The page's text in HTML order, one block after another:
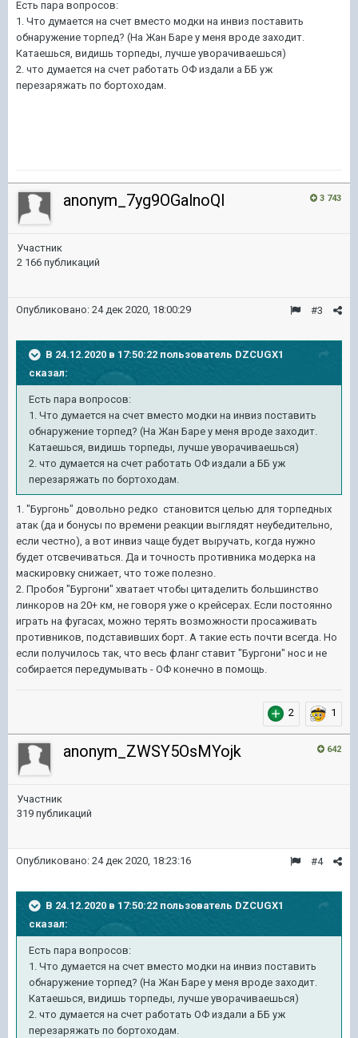
Есть пара вопросов:
1. Что думается на счет вместо модки на инвиз поставить
обнаружение торпед? (На Жан Баре у меня вроде заходит.
Катаешься, видишь торпеды, лучше уворачиваешься)
2. что думается на счет работать ОФ издали а ББ уж
перезаряжать по бортоходам.
3 743
anonym_7yg9OGalnoQI
Участник
2 166 публикаций
#3
Опубликовано: 24 дек 2020, 18:00:29
В 24.12.2020 в 17:50:22 пользователь DZCUGX1
сказал:
Есть пара вопросов:
1. Что думается на счет вместо модки на инвиз поставить
обнаружение торпед? (На Жан Баре у меня вроде заходит.
Катаешься, видишь торпеды, лучше уворачиваешься)
2. что думается на счет работать ОФ издали а ББ уж
перезаряжать по бортоходам.
1. "Бургонь" довольно редко становится целью для торпедных
атак (да и бонусы по времени реакции выглядят неубедительно,
если честно), а вот инвиз чаще будет выручать, когда нужно
будет отсвечиваться. Да и точность противника модерка на
маскировку снижает, что тоже полезно.
2. Пробоя "Бургони" хватает чтобы цитаделить большинство
линкоров на 20+ км, не говоря уже о крейсерах. Если постоянно
играть на фугасах, можно терять возможности просаживать
противников, подставивших борт. А такие есть почти всегда. Но
если получилось так, что весь фланг ставит "Бургони" нос и не
собирается передумывать - ОФ конечно в помощь.
2 1
642
anonym_ZWSY5OsMYojk
Участник
319 публикаций
#4
Опубликовано: 24 дек 2020, 18:23:16
В 24.12.2020 в 17:50:22 пользователь DZCUGX1
сказал:
Есть пара вопросов:
1. Что думается на счет вместо модки на инвиз поставить
обнаружение торпед? (На Жан Баре у меня вроде заходит.
Катаешься, видишь торпеды, лучше уворачиваешься)
2. что думается на счет работать ОФ издали а ББ уж
перезаряжать по бортоходам.